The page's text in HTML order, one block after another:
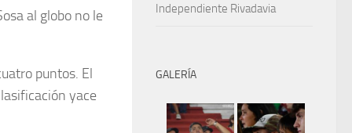
al globo no le
puntos. El
yace
Independiente Rivadavia
GALERÍA